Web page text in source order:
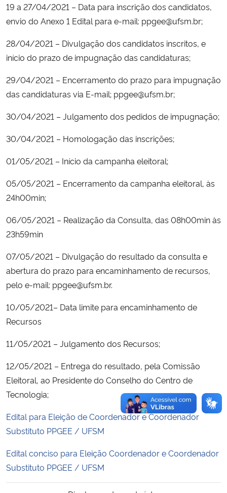
Secretaria de Governo
Gabinete de Segurança Institucional
Advocacia-Geral da União
19 a 27/04/2021 – Data para inscrição dos candidatos,
envio do Anexo 1 Edital para e-mail: ppgee@ufsm.br;
28/04/2021 – Divulgação dos candidatos inscritos, e
início do prazo de impugnação das candidaturas;
29/04/2021 – Encerramento do prazo para impugnação
das candidaturas via E-mail; ppgee@ufsm.br;
30/04/2021 – Julgamento dos pedidos de impugnação;
30/04/2021 – Homologação das inscrições;
01/05/2021 – Início da campanha eleitoral;
05/05/2021 – Encerramento da campanha eleitoral, às
24h00min;
06/05/2021 – Realização da Consulta, das 08h00min às
23h59min
07/05/2021 – Divulgação do resultado da consulta e
abertura do prazo para encaminhamento de recursos,
pelo e-mail: ppgee@ufsm.br.
10/05/2021– Data limite para encaminhamento de
Recursos
11/05/2021 – Julgamento dos Recursos;
12/05/2021 – Entrega do resultado, pela Comissão
Eleitoral, ao Presidente do Conselho do Centro de
Tecnologia;
Edital para Eleição de Coordenador e Coordenador
Substituto PPGEE / UFSM
Edital conciso para Eleição Coordenador e Coordenador
Substituto PPGEE / UFSM